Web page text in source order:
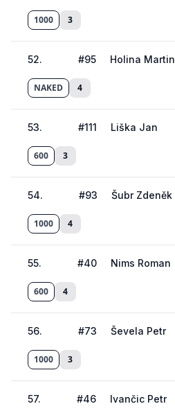
1000 3
52. #95 Holina Martin
NAKED 4
53. #111 Liška Jan
600 3
54. #93 Šubr Zdeněk
1000 4
55. #40 Nims Roman
600 4
56. #73 Ševela Petr
1000 3
57. #46 Ivančic Petr